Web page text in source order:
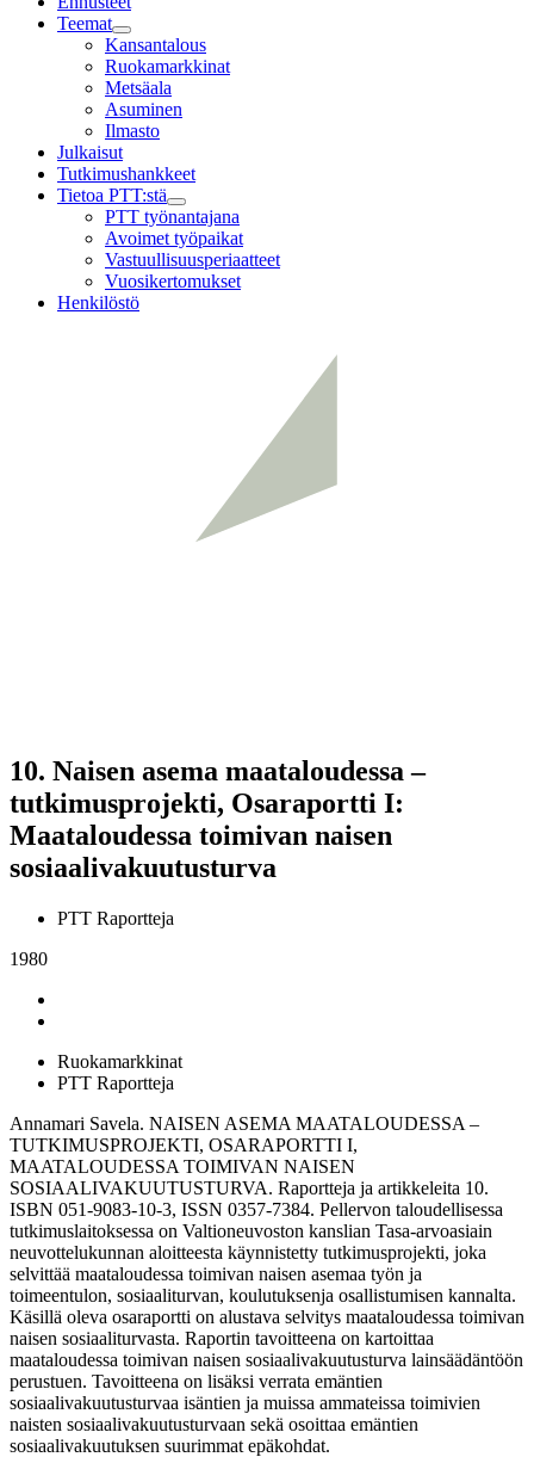
Teemat
Child
menu
Kansantalous
Ruokamarkkinat
Metsäala
Asuminen
Ilmasto
Julkaisut
Tutkimushankkeet
Tietoa PTT:stä
Child
menu
PTT työnantajana
Avoimet työpaikat
Vastuullisuusperiaatteet
Vuosikertomukset
Henkilöstö
10. Naisen asema maataloudessa –
tutkimusprojekti, Osaraportti I:
Maataloudessa toimivan naisen
sosiaalivakuutusturva
PTT Raportteja
1980
Ruokamarkkinat
PTT Raportteja
Annamari Savela. NAISEN ASEMA MAATALOUDESSA –
TUTKIMUSPROJEKTI, OSARAPORTTI I,
MAATALOUDESSA TOIMIVAN NAISEN
SOSIAALIVAKUUTUSTURVA. Raportteja ja artikkeleita 10.
ISBN 051-9083-10-3, ISSN 0357-7384. Pellervon taloudellisessa
tutkimuslaitoksessa on Valtioneuvoston kanslian Tasa-arvoasiain
neuvottelukunnan aloitteesta käynnistetty tutkimusprojekti, joka
selvittää maataloudessa toimivan naisen asemaa työn ja
toimeentulon, sosiaaliturvan, koulutuksenja osallistumisen kannalta.
Käsillä oleva osaraportti on alustava selvitys maataloudessa toimivan
naisen sosiaaliturvasta. Raportin tavoitteena on kartoittaa
maataloudessa toimivan naisen sosiaalivakuutusturva lainsäädäntöön
perustuen. Tavoitteena on lisäksi verrata emäntien
sosiaalivakuutusturvaa isäntien ja muissa ammateissa toimivien
naisten sosiaalivakuutusturvaan sekä osoittaa emäntien
sosiaalivakuutuksen suurimmat epäkohdat.